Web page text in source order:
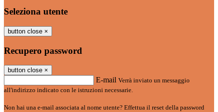
Seleziona utente
button close ×
Recupero password
button close ×
E-mail Verrà inviato un messaggio
all'indirizzo indicato con le istruzioni necessarie.
Non hai una e-mail associata al nome utente? Effettua il reset della password